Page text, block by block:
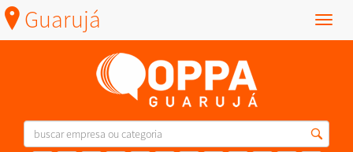
Menu
Guarujá